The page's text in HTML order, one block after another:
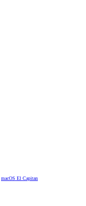
macOS El Capitan